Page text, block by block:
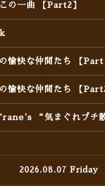
の一曲 【Part2】
愉快な仲間たち 【
愉快な仲間たち 【
“気まぐれプチ
2026.08.07 Friday